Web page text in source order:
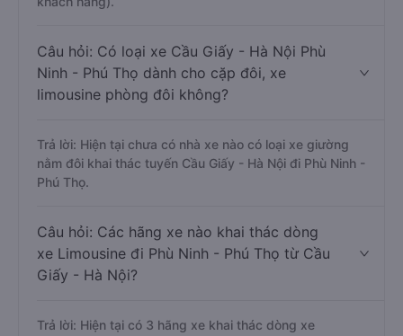
xe Hùng Vương Limousine, nhà xe Nam Cường
với điểm chất lượng là 4.9/5 dựa trên 151 đánh giá của
khách hàng).
Ninh - Phú Thọ dành cho cặp đôi, xe
limousine phòng đôi không?
nằm đôi khai thác tuyến Cầu Giấy - Hà Nội đi Phù Ninh -
Phú Thọ.
xe Limousine đi Phù Ninh - Phú Thọ từ Cầu